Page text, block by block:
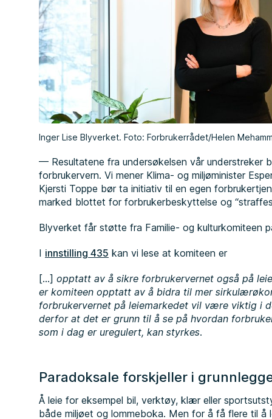
Inger Lise Blyverket. Foto: Forbrukerrådet/Helen
— Resultatene fra undersøkelsen vår understreker
forbrukervern. Vi mener Klima- og miljøminister
Kjersti Toppe bør ta initiativ til en egen
marked blottet for forbrukerbeskyttelse og
Blyverket får støtte fra Familie- og kulturkomiteen
I innstilling 435 kan vi lese at komiteen er
[…] opptatt av å sikre forbrukervernet også på
er komiteen opptatt av å bidra til mer
forbrukervernet på leiemarkedet vil være viktig i
derfor at det er grunn til å se på hvordan
som i dag er uregulert, kan styrkes.
Paradoksale forskjeller i
Å leie for eksempel bil, verktøy, klær eller
både miljøet og lommeboka. Men for å få flere til å